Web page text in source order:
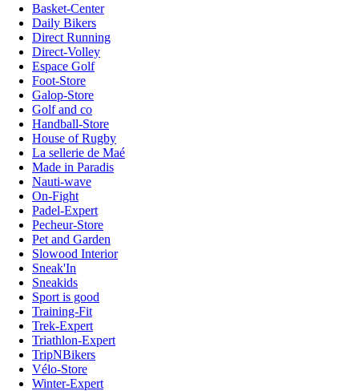
Basket-Center
Daily Bikers
Direct Running
Direct-Volley
Espace Golf
Foot-Store
Galop-Store
Golf and co
Handball-Store
House of Rugby
La sellerie de Maé
Made in Paradis
Nauti-wave
On-Fight
Padel-Expert
Pecheur-Store
Pet and Garden
Slowood Interior
Sneak'In
Sneakids
Sport is good
Training-Fit
Trek-Expert
Triathlon-Expert
TripNBikers
Vélo-Store
Winter-Expert